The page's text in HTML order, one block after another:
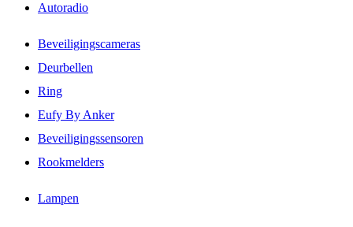
Autoradio
Beveiligingscameras
Deurbellen
Ring
Eufy By Anker
Beveiligingssensoren
Rookmelders
Lampen